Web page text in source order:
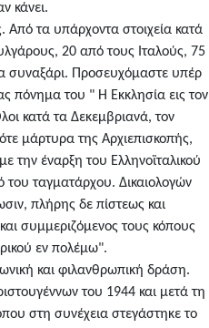
κάνει.
Από τα υπάρχοντα στοιχεία κατά
20 από τους Ιταλούς, 75
συναξάρι. Προσευχόμαστε υπέρ
πόνημα του " Η Εκκλησία εις τον
κατά τα Δεκεμβριανά, τον
μάρτυρα της Αρχιεπισκοπής,
την έναρξη του Ελληνοϊταλικού
του ταγματάρχου. Δικαιολογών
πλήρης δε πίστεως και
συμμεριζόμενος τους κόπους
εν πολέμω".
και φιλανθρωπική δράση.
του 1944 και μετά τη
στη συνέχεια στεγάστηκε το